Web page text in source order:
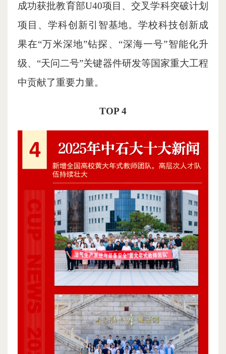
成功获批教育部U40项目、交叉学科突破计划
项目、学科创新引智基地。学校科技创新成
果在“万米深地”钻探、“深海一号”智能化升
级、“天问二号”关键器件研发等国家重大工程
中贡献了重要力量。
TOP 4